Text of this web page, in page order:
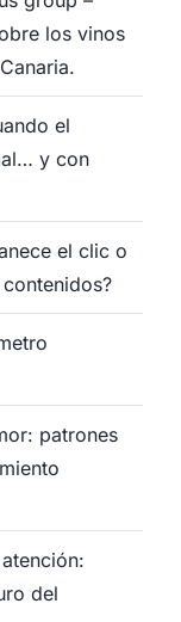
de
los vinos
el
y con
el clic o
patrones
del